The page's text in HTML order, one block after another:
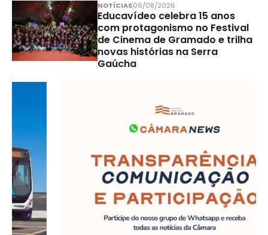
NOTÍCIAS06/08/2026
Educavídeo celebra 15 anos
com protagonismo no Festival
de Cinema de Gramado e trilha
novas histórias na Serra
Gaúcha